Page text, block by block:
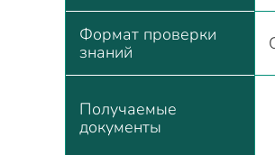
Формат проверки
знаний
Получаемые
документы